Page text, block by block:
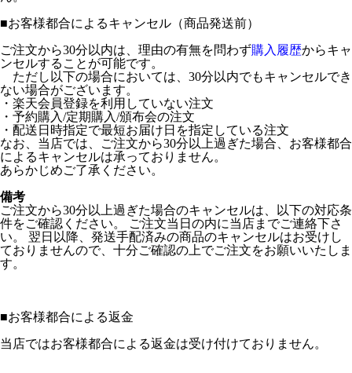
■お客様都合によるキャンセル（商品発送前）
ご注文から30分以内は、理由の有無を問わず購入履歴からキャ
ンセルすることが可能です。
ただし以下の場合においては、30分以内でもキャンセルでき
ない場合がございます。
・楽天会員登録を利用していない注文
・予約購入/定期購入/頒布会の注文
・配送日時指定で最短お届け日を指定している注文
なお、当店では、ご注文から30分以上過ぎた場合、お客様都合
によるキャンセルは承っておりません。
あらかじめご了承ください。
備考
ご注文から30分以上過ぎた場合のキャンセルは、以下の対応条
件をご確認ください。 ご注文当日の内に当店までご連絡下さ
い。 翌日以降、発送手配済みの商品のキャンセルはお受けし
ておりませんので、十分ご確認の上でご注文をお願いいたしま
す。
■お客様都合による返金
当店ではお客様都合による返金は受け付けておりません。